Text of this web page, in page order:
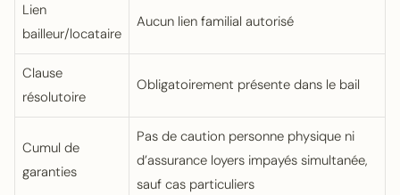
Lien
bailleur/locataire
Aucun lien familial autorisé
Clause
résolutoire
Obligatoirement présente dans le bail
Cumul de
garanties
Pas de caution personne physique ni
d’assurance loyers impayés simultanée,
sauf cas particuliers